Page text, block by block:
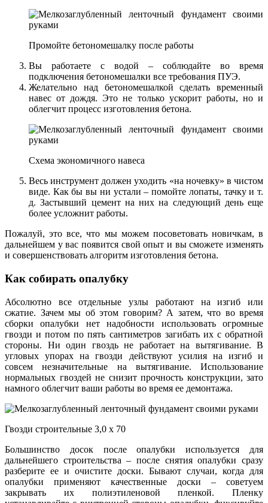
Промойте бетономешалку после работы
Вы работаете с водой – соблюдайте во время
подключения бетономешалки все требования ПУЭ.
Желательно над бетономешалкой сделать временный
навес от дождя. Это не только ускорит работы, но и
облегчит процесс изготовления бетона.
Схема экономичного навеса
Весь инструмент должен уходить «на ночевку» в чистом
виде. Как бы вы ни устали – помойте лопаты, тачку и т.
д. Застывший цемент на них на следующий день еще
более усложнит работы.
Пожалуй, это все, что мы можем посоветовать новичкам, в
дальнейшем у вас появится свой опыт и вы сможете изменять
и совершенствовать алгоритм изготовления бетона.
Как собирать опалубку
Абсолютно все отдельные узлы работают на изгиб или
сжатие. Зачем мы об этом говорим? А затем, что во время
сборки опалубки нет надобности использовать огромные
гвозди и потом по пять сантиметров загибать их с обратной
стороны. Ни один гвоздь не работает на вытягивание. В
угловых упорах на гвозди действуют усилия на изгиб и
совсем незначительные на вытягивание. Использование
нормальных гвоздей не снизит прочность конструкции, зато
намного облегчит ваши работы во время ее демонтажа.
Гвозди строительные 3,0 х 70
Большинство досок после опалубки используется для
дальнейшего строительства – после снятия опалубки сразу
разберите ее и очистите доски. Бывают случаи, когда для
опалубки применяют качественные доски – советуем
закрывать их полиэтиленовой пленкой. Пленку